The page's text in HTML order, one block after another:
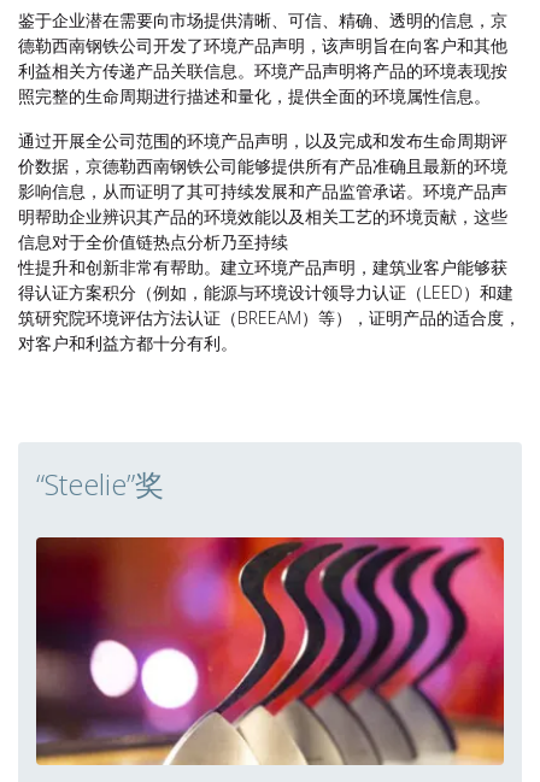
鉴于企业潜在需要向市场提供清晰、可信、精确、透明的信息，京
德勒西南钢铁公司开发了环境产品声明，该声明旨在向客户和其他
利益相关方传递产品关联信息。环境产品声明将产品的环境表现按
照完整的生命周期进行描述和量化，提供全面的环境属性信息。
通过开展全公司范围的环境产品声明，以及完成和发布生命周期评
价数据，京德勒西南钢铁公司能够提供所有产品准确且最新的环境
影响信息，从而证明了其可持续发展和产品监管承诺。环境产品声
明帮助企业辨识其产品的环境效能以及相关工艺的环境贡献，这些
信息对于全价值链热点分析乃至持续
性提升和创新非常有帮助。建立环境产品声明，建筑业客户能够获
得认证方案积分（例如，能源与环境设计领导力认证（LEED）和建
筑研究院环境评估方法认证（BREEAM）等），证明产品的适合度，
对客户和利益方都十分有利。
“Steelie”奖